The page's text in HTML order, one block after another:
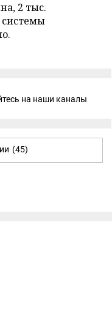
2 тыс.
системы
на наши каналы
(45)